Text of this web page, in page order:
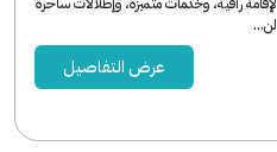
لن...
عرض التفاصيل